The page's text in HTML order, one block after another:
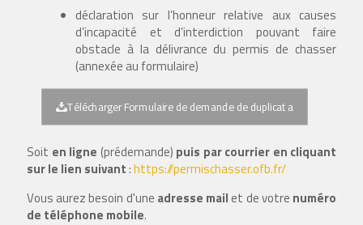
déclaration sur l’honneur relative aux causes
d’incapacité et d’interdiction pouvant faire
obstacle à la délivrance du permis de chasser
(annexée au formulaire)
Télécharger Formulaire de demande de duplicata
Soit en ligne (prédemande) puis par courrier en cliquant
sur le lien suivant:https://permischasser.ofb.fr/
Vous aurez besoin d'une adresse mail et de votre numéro
de téléphone mobile.